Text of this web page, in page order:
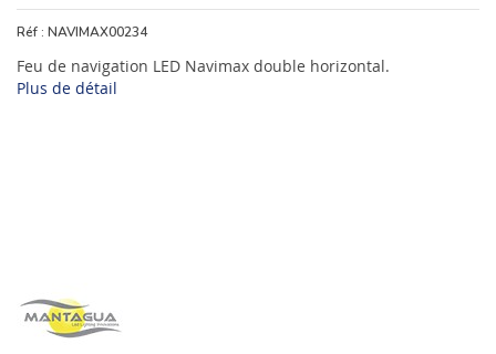
Réf : NAVIMAX00234
Feu de navigation LED Navimax double horizontal.
Plus de détail